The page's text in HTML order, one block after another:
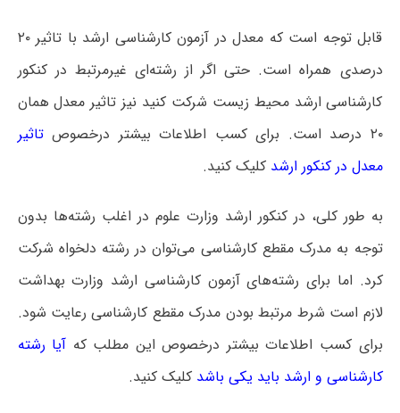
قابل توجه است که معدل در آزمون کارشناسی ارشد با تاثیر ۲۰
درصدی همراه است. حتی اگر از رشته‌ای غیرمرتبط در کنکور
کارشناسی ارشد محیط زیست شرکت کنید نیز تاثیر معدل همان
۲۰ درصد است. برای کسب اطلاعات بیشتر درخصوص
تاثیر
معدل در کنکور ارشد کلیک کنید.
به طور کلی، در کنکور ارشد وزارت علوم در اغلب رشته‌ها بدون
توجه به مدرک مقطع کارشناسی می‌توان در رشته دلخواه شرکت
کرد. اما برای رشته‌های آزمون کارشناسی ارشد وزارت بهداشت
لازم است شرط مرتبط بودن مدرک مقطع کارشناسی رعایت شود.
برای کسب اطلاعات بیشتر درخصوص این مطلب که آیا رشته
کارشناسی و ارشد باید یکی باشد کلیک کنید.